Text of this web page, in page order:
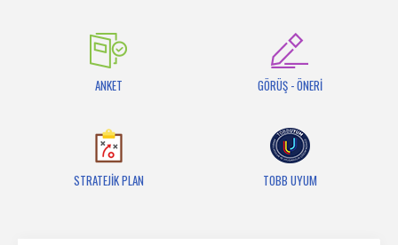
ANKET GÖRÜŞ - ÖNERİ
STRATEJİK PLAN TOBB UYUM